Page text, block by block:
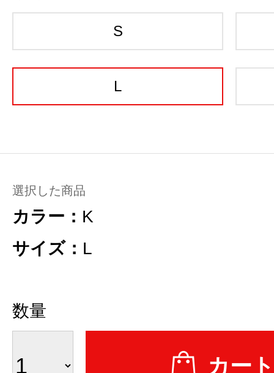
S
L
選択した商品
カラー： K
サイズ： L
数量